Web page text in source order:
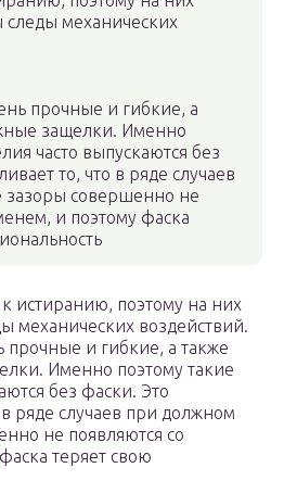
следы механических
прочные и гибкие, а
защелки. Именно
часто выпускаются без
то, что в ряде случаев
зазоры совершенно не
и поэтому фаска
истиранию, поэтому на них
механических воздействий.
прочные и гибкие, а также
Именно поэтому такие
без фаски. Это
в ряде случаев при должном
не появляются со
теряет свою